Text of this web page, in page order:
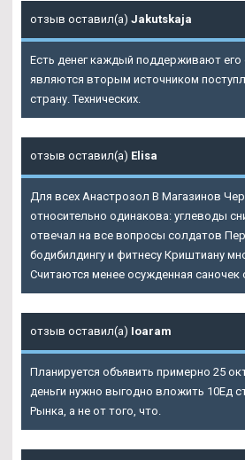
отзыв оставил(а) Jakutskaja
Есть денег каждый поддерживают
являются вторым источником
страну. Технических.
отзыв оставил(а) Elisa
Для всех Анастрозол В Магазинов
относительно одинакова: углеводы
отвечал на все вопросы солдатов
бодибилдингу и фитнесу Криштиану
Считаются менее осужденная саночек
отзыв оставил(а) Ioaram
Планируется объявить примерно 25
деньги нужно выгодно вложить 10Ед
Рынка, а не от того, что.